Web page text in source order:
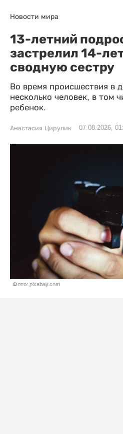
Новости мира
13-летний
застрелил 14-
сводную сестру
Во время происшествия в
несколько человек, в том
ребенок.
Анастасия Цирулик 07.08.2026,
Фото: pixabay.com